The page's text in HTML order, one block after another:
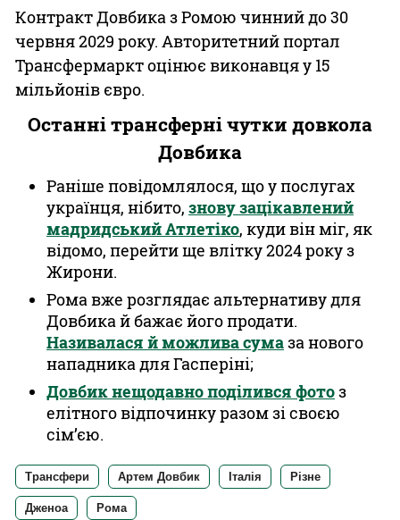
Контракт Довбика з Ромою чинний до 30
червня 2029 року. Авторитетний портал
Трансфермаркт оцінює виконавця у 15
мільйонів євро.
Останні трансферні чутки довкола
Довбика
Раніше повідомлялося, що у послугах
українця, нібито, знову зацікавлений
мадридський Атлетіко, куди він міг, як
відомо, перейти ще влітку 2024 року з
Жирони.
Рома вже розглядає альтернативу для
Довбика й бажає його продати.
Називалася й можлива сумаза нового
нападника для Гасперіні;
Довбик нещодавно поділився фотоз
елітного відпочинку разом зі своєю
сім’єю.
Трансфери Артем Довбик Італія Різне
Дженоа Рома